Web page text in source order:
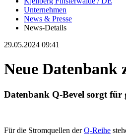
Unternehmen
News & Presse
News-Details
29.05.2024 09:41
Neue Datenbank
Datenbank Q-Bevel sorgt für
Für die Stromquellen derQ-Reihe